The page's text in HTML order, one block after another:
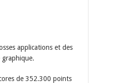
applications et des
de 352.300 points